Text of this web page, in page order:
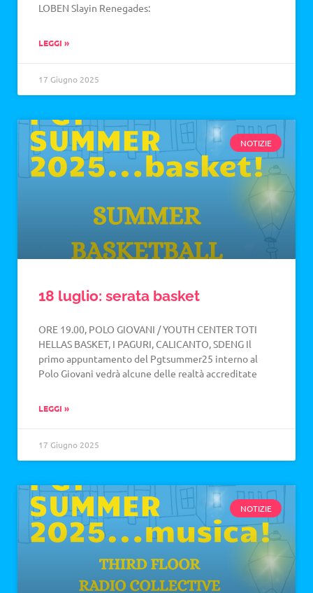
LOBEN Slayin Renegades:
LEGGI »
17 Giugno 2025
NOTIZIE
18 luglio: serata basket
ORE 19.00, POLO GIOVANI / YOUTH CENTER TOTI
HELLAS BASKET, I PAGURI, CALICANTO, SDENG Il
primo appuntamento del Pgtsummer25 interno al
Polo Giovani vedrà alcune delle realtà accreditate
LEGGI »
17 Giugno 2025
NOTIZIE